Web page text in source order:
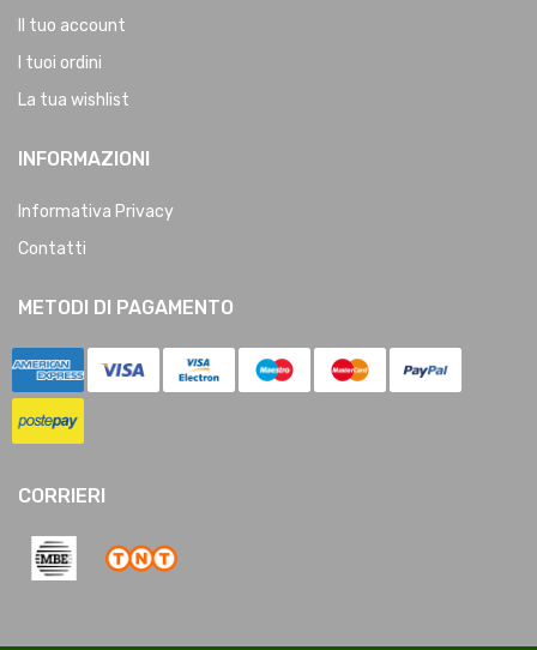
Il tuo account
I tuoi ordini
La tua wishlist
INFORMAZIONI
Informativa Privacy
Contatti
METODI DI PAGAMENTO
CORRIERI